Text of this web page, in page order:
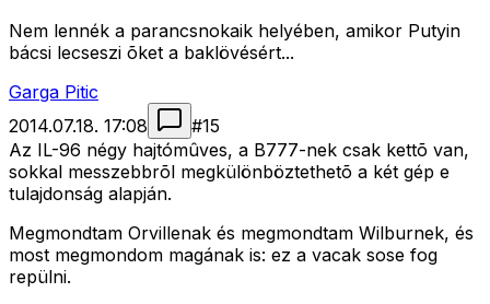
Nem lennék a parancsnokaik helyében, amikor Putyin
bácsi lecseszi õket a baklövésért...
Garga Pitic
2014.07.18. 17:08
#15
Az IL-96 négy hajtómûves, a B777-nek csak kettõ van,
sokkal messzebbrõl megkülönböztethetõ a két gép e
tulajdonság alapján.
Megmondtam Orvillenak és megmondtam Wilburnek, és
most megmondom magának is: ez a vacak sose fog
repülni.